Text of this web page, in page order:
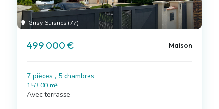
Grisy-Suisnes (77)
499 000 € Maison
7 pièces , 5 chambres
153.00 m²
Avec terrasse